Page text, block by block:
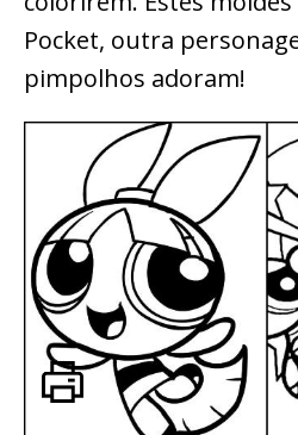
Pocket, outra
pimpolhos adoram!